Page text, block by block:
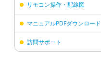
リモコン操作・配線図
マニュアルPDFダウンロード
訪問サポート